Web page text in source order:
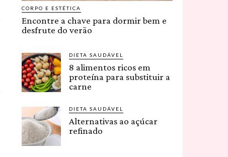
CORPO E ESTÉTICA
Encontre a chave para dormir bem e
desfrute do verão
DIETA SAUDÁVEL
8 alimentos ricos em
proteína para substituir a
carne
DIETA SAUDÁVEL
Alternativas ao açúcar
refinado